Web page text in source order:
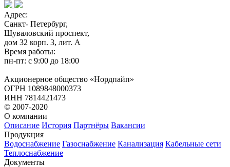
Адрес:
Санкт- Петербург,
Шуваловский проспект,
дом 32 корп. 3, лит. А
Время работы:
пн-пт: с 9:00 до 18:00
Акционерное общество «Нордпайп»
ОГРН 1089848000373
ИНН 7814421473
© 2007-2020
О компании
Описание История Партнёры Вакансии
Продукция
Водоснабжение Газоснабжение Канализация Кабельные сети
Теплоснабжение
Документы